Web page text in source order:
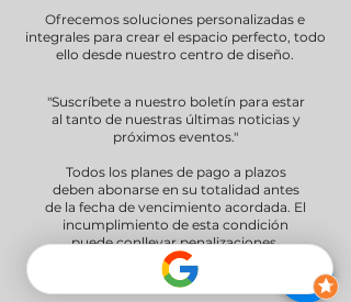
Ofrecemos soluciones personalizadas e
integrales para crear el espacio perfecto, todo
ello desde nuestro centro de diseño.
"Suscríbete a nuestro boletín para estar
al tanto de nuestras últimas noticias y
próximos eventos."
Todos los planes de pago a plazos
deben abonarse en su totalidad antes
de la fecha de vencimiento acordada. El
incumplimiento de esta condición
puede conllevar penalizaciones.
Ofrecemos opciones de pago a plazos
de 30 y 60 días.